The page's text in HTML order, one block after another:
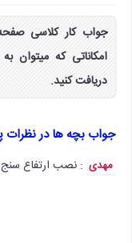
امکاناتی که میتوان
دریافت کنید.
جواب بچه ها در نظرات
مهدی : نصب ارتفاع